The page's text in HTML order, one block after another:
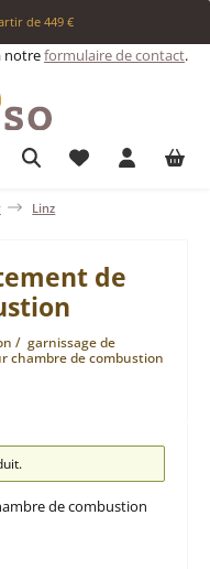
de 449 €
notreformulaire de contact.
Vous avez 0
Linz
de
/ garnissage de
chambre de combustion